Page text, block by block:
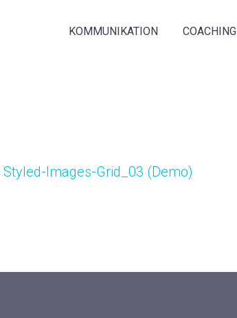
KOMMUNIKATION COACHING